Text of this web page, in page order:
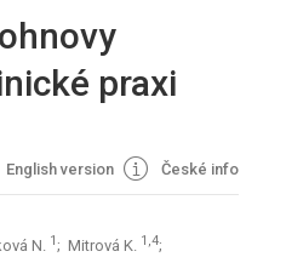
praxi
English version České info
N. 1 ; Mitrová K. 1,4;